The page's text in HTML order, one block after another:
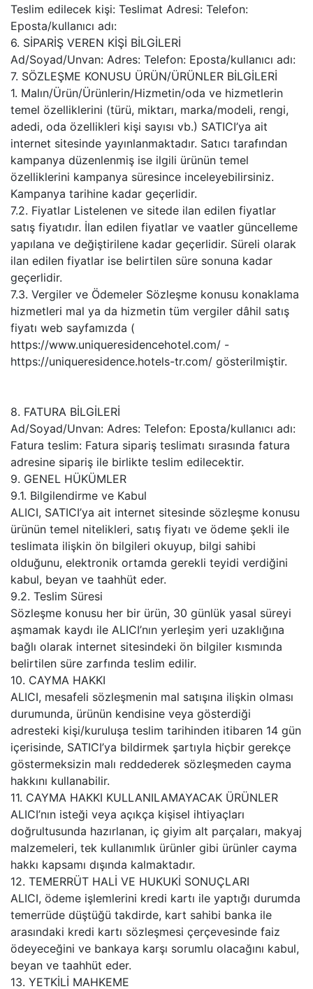
Teslim edilecek kişi: Teslimat Adresi: Telefon:
Eposta/kullanıcı adı:
6. SİPARİŞ VEREN KİŞİ BİLGİLERİ
Ad/Soyad/Unvan: Adres: Telefon: Eposta/kullanıcı adı:
7. SÖZLEŞME KONUSU ÜRÜN/ÜRÜNLER BİLGİLERİ
1. Malın/Ürün/Ürünlerin/Hizmetin/oda ve hizmetlerin
temel özelliklerini (türü, miktarı, marka/modeli, rengi,
adedi, oda özellikleri kişi sayısı vb.) SATICI’ya ait
internet sitesinde yayınlanmaktadır. Satıcı tarafından
kampanya düzenlenmiş ise ilgili ürünün temel
özelliklerini kampanya süresince inceleyebilirsiniz.
Kampanya tarihine kadar geçerlidir.
7.2. Fiyatlar Listelenen ve sitede ilan edilen fiyatlar
satış fiyatıdır. İlan edilen fiyatlar ve vaatler güncelleme
yapılana ve değiştirilene kadar geçerlidir. Süreli olarak
ilan edilen fiyatlar ise belirtilen süre sonuna kadar
geçerlidir.
7.3. Vergiler ve Ödemeler Sözleşme konusu konaklama
hizmetleri mal ya da hizmetin tüm vergiler dâhil satış
fiyatı web sayfamızda (
https://www.uniqueresidencehotel.com/ -
https://uniqueresidence.hotels-tr.com/ gösterilmiştir.
8. FATURA BİLGİLERİ
Ad/Soyad/Unvan: Adres: Telefon: Eposta/kullanıcı adı:
Fatura teslim: Fatura sipariş teslimatı sırasında fatura
adresine sipariş ile birlikte teslim edilecektir.
9. GENEL HÜKÜMLER
9.1. Bilgilendirme ve Kabul
ALICI, SATICI’ya ait internet sitesinde sözleşme konusu
ürünün temel nitelikleri, satış fiyatı ve ödeme şekli ile
teslimata ilişkin ön bilgileri okuyup, bilgi sahibi
olduğunu, elektronik ortamda gerekli teyidi verdiğini
kabul, beyan ve taahhüt eder.
9.2. Teslim Süresi
Sözleşme konusu her bir ürün, 30 günlük yasal süreyi
aşmamak kaydı ile ALICI’nın yerleşim yeri uzaklığına
bağlı olarak internet sitesindeki ön bilgiler kısmında
belirtilen süre zarfında teslim edilir.
10. CAYMA HAKKI
ALICI, mesafeli sözleşmenin mal satışına ilişkin olması
durumunda, ürünün kendisine veya gösterdiği
adresteki kişi/kuruluşa teslim tarihinden itibaren 14 gün
içerisinde, SATICI’ya bildirmek şartıyla hiçbir gerekçe
göstermeksizin malı reddederek sözleşmeden cayma
hakkını kullanabilir.
11. CAYMA HAKKI KULLANILAMAYACAK ÜRÜNLER
ALICI’nın isteği veya açıkça kişisel ihtiyaçları
doğrultusunda hazırlanan, iç giyim alt parçaları, makyaj
malzemeleri, tek kullanımlık ürünler gibi ürünler cayma
hakkı kapsamı dışında kalmaktadır.
12. TEMERRÜT HALİ VE HUKUKİ SONUÇLARI
ALICI, ödeme işlemlerini kredi kartı ile yaptığı durumda
temerrüde düştüğü takdirde, kart sahibi banka ile
arasındaki kredi kartı sözleşmesi çerçevesinde faiz
ödeyeceğini ve bankaya karşı sorumlu olacağını kabul,
beyan ve taahhüt eder.
13. YETKİLİ MAHKEME